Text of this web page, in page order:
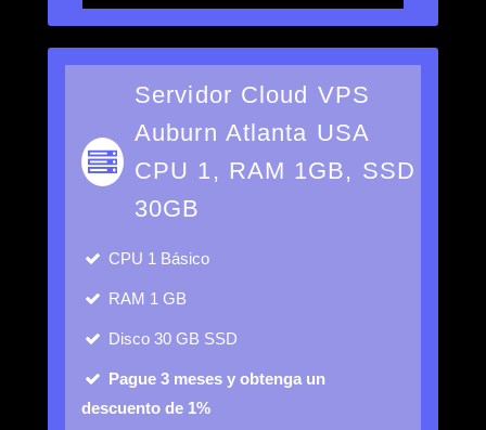
Servidor Cloud VPS
Auburn Atlanta USA
CPU 1, RAM 1GB, SSD
30GB
CPU 1 Básico
RAM 1 GB
Disco 30 GB SSD
Pague 3 meses y obtenga un
descuento de 1%